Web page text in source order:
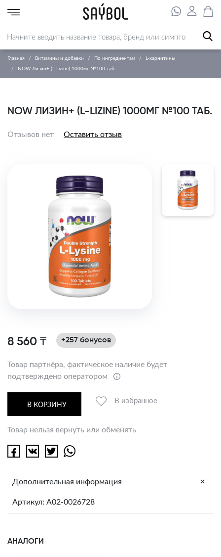
Главная Витамины и добавки По ингредиентам L-карнитины
NOW Лизин+ (L-Lizine) 1000мг №100 таб.
NOW ЛИЗИН+ (L-LIZINE) 1000МГ №100 ТАБ.
Отзывов нет Оставить отзыв
8 560 ₸ +257 бонусов
Товар партнёра, фактическое наличие будет
подтверждено оператором
В КОРЗИНУ
В избранное
Товар нельзя вернуть или обменять
Дополнительная информация +
Артикул: A02-0026728
АНАЛОГИ